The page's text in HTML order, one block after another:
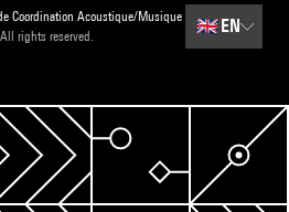
Coordination Acoustique/Musique
rights reserved.
🇬🇧 EN